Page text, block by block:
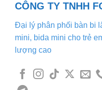
CÔNG TY TNHH
Đại lý phân phối bàn bi
mini, bida mini cho trẻ
lượng cao